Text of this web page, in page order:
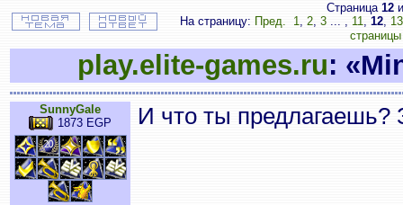
Страница 12
На страницу: Пред. 1, 2, 3 ... , 11, 12, 13
страницы
play.elite-games.ru:
SunnyGale
1873 EGP
И что ты предлагаешь?